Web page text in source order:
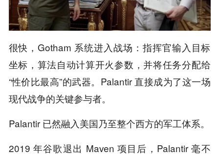
很快，Gotham 系统进入战场：指挥官输入目标
坐标，算法自动计算开火参数，并将任务分配给
“性价比最高”的武器。Palantir 直接成为了这一场
现代战争的关键参与者。
Palantir 已然融入美国乃至整个西方的军工体系。
2019 年谷歌退出 Maven 项目后，Palantir 毫不